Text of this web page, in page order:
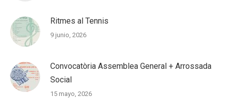
Ritmes al Tennis
9 junio, 2026
Convocatòria Assemblea General + Arrossada
Social
15 mayo, 2026